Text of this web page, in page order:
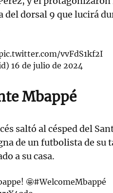
dorsal 9 que lucirá
vvFdS1kf2I
16 de julio de 2024
Mbappé
saltó al césped del
de un futbolista de su
a su casa.
! 🤩#WelcomeMbappé